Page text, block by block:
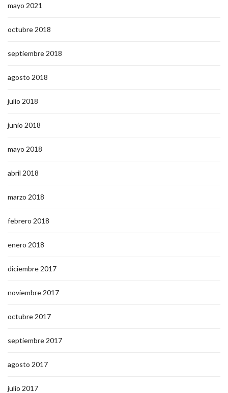
mayo 2021
octubre 2018
septiembre 2018
agosto 2018
julio 2018
junio 2018
mayo 2018
abril 2018
marzo 2018
febrero 2018
enero 2018
diciembre 2017
noviembre 2017
octubre 2017
septiembre 2017
agosto 2017
julio 2017